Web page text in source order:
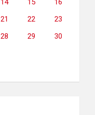
14 15
16
21 22
23
28 29
30